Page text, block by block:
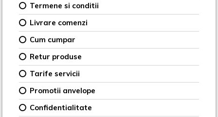
Termene si conditii
Livrare comenzi
Cum cumpar
Retur produse
Tarife servicii
Promotii anvelope
Confidentialitate